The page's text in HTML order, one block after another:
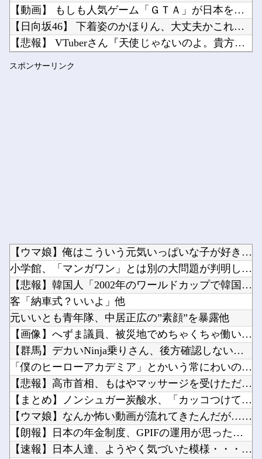
【動画】 もしも人気ゲーム「ＧＴＡ」が日本を舞台にしていたら...
【日向坂46】 下着姿のかほりん、大丈夫かこれ…
【悲報】 VTuberさん『天使じゃないのよ。貴方のイメージ...
スポンサーリンク
【ウマ娘】俺はこういう元気いっぱいな子が好きなだけなんだ…他
小学館、「マンガワン」とは別の大問題が判明してしまう…他
【悲報】韓国人「2002年のワールドカップで韓国が4強になれ...
客「納車式？いいよ」他
元いいとも青年隊、中居正広の”素顔”を暴露他
【画像】へずま議員、被災地でめちゃくちゃ働いて老人たちを笑顔...
【群馬】デカいNinja乗りさん、後方確認しない軽四に当てら...
「僕のヒーローアカデミア」とかいう常にわいのツボより一歩ズレ...
【悲報】高市首相、もはやマッサージを受けただけで叩かれてしま...
【まとめ】ノンシュガー炭酸水、「カッコつけてるだけ」と一刀両...
【ウマ娘】なんか怖い動画が流れてきたんだが…（ﾋｴｯ他
【朗報】日本の年金制度、GPIFの運用が思ったより好調なおか...
【速報】日本人達、ようやく気づいた模様・・・・・他